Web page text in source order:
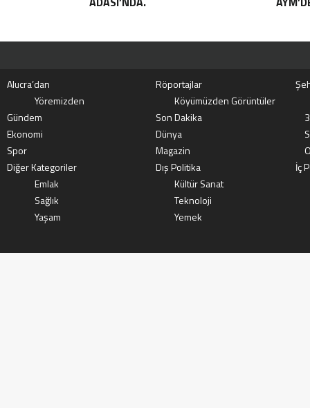
Alucra’dan Röportajlar
Yöremizden
Köyümüzden Görüntüler
Gündem
Son Dakika
Ekonomi
Dünya
Spor
Magazin
Diğer Kategoriler
Dış Politika
İç
Emlak
Kültür Sanat
Sağlık
Teknoloji
Yaşam
Yemek